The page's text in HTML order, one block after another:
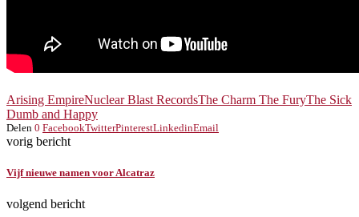
Arising EmpireNuclear Blast RecordsThe Charm The FuryThe Sick
Dumb and Happy
Delen 0 FacebookTwitterPinterestLinkedinEmail
vorig bericht
Vijf nieuwe namen voor Alcatraz
volgend bericht